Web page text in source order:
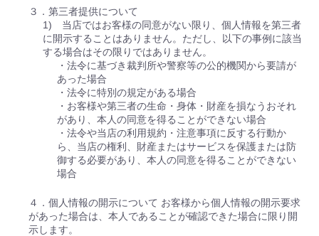
３．第三者提供について
1) 当店ではお客様の同意がない限り、個人情報を第三者
に開示することはありません。ただし、以下の事例に該当
する場合はその限りではありません。
・法令に基づき裁判所や警察等の公的機関から要請が
あった場合
・法令に特別の規定がある場合
・お客様や第三者の生命・身体・財産を損なうおそれ
があり、本人の同意を得ることができない場合
・法令や当店の利用規約・注意事項に反する行動か
ら、当店の権利、財産またはサービスを保護または防
御する必要があり、本人の同意を得ることができない
場合
４．個人情報の開示について お客様から個人情報の開示要求
があった場合は、本人であることが確認できた場合に限り開
示します。